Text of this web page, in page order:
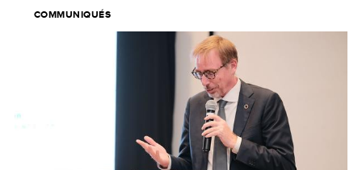
COMMUNIQUÉS